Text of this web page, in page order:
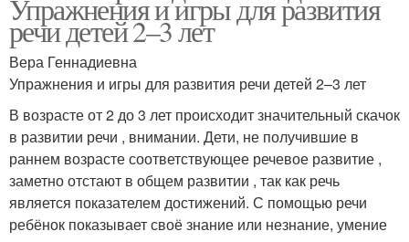
Упражнения и игры для развития
речи детей 2–3 лет
Вера Геннадиевна
Упражнения и игры для развития речи детей 2–3 лет
В возрасте от 2 до 3 лет происходит значительный скачок
в развитии речи , внимании. Дети, не получившие в
раннем возрасте соответствующее речевое развитие ,
заметно отстают в общем развитии , так как речь
является показателем достижений. С помощью речи
ребёнок показывает своё знание или незнание, умение